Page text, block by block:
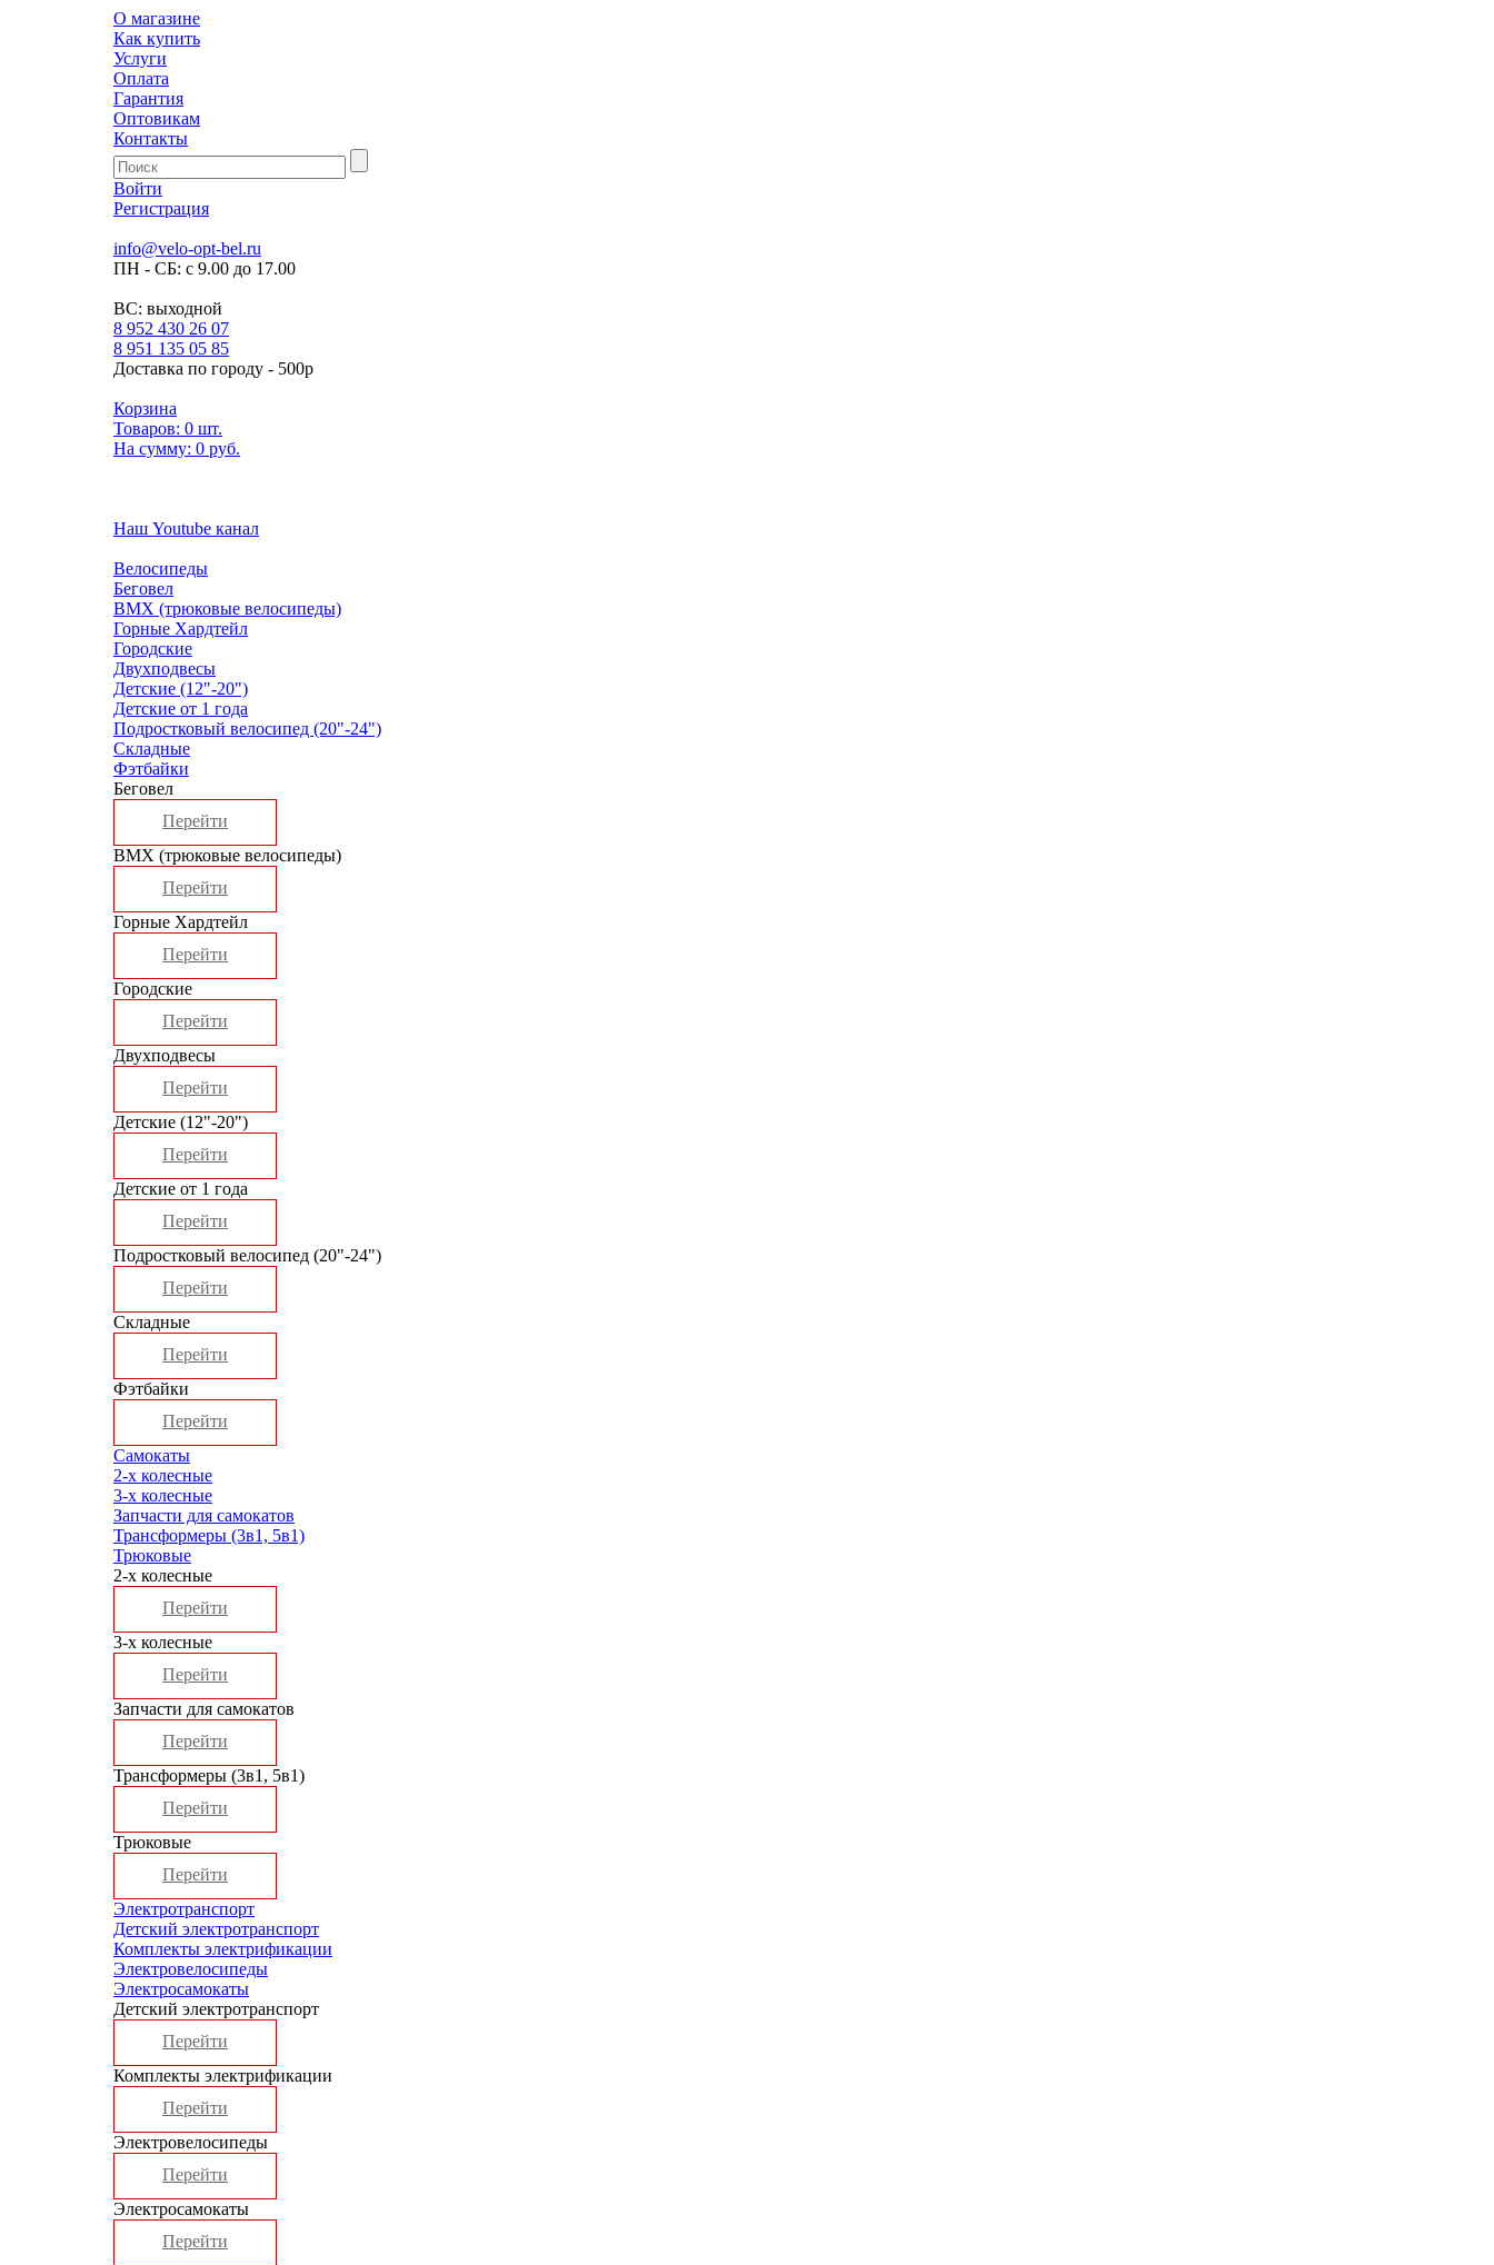
О магазине
Как купить
Услуги
Оплата
Гарантия
Оптовикам
Контакты
Войти
Регистрация
info@velo-opt-bel.ru
ПН - СБ: с 9.00 до 17.00
ВС: выходной
8 952 430 26 07
8 951 135 05 85
Доставка по городу - 500р
Корзина
Товаров: 0 шт.
На сумму: 0 руб.
Наш Youtube канал
Велосипеды
Беговел
ВМХ (трюковые велосипеды)
Горные Хардтейл
Городские
Двухподвесы
Детские (12"-20")
Детские от 1 года
Подростковый велосипед (20"-24")
Складные
Фэтбайки
Беговел
Перейти
ВМХ (трюковые велосипеды)
Перейти
Горные Хардтейл
Перейти
Городские
Перейти
Двухподвесы
Перейти
Детские (12"-20")
Перейти
Детские от 1 года
Перейти
Подростковый велосипед (20"-24")
Перейти
Складные
Перейти
Фэтбайки
Перейти
Самокаты
2-х колесные
3-х колесные
Запчасти для самокатов
Трансформеры (3в1, 5в1)
Трюковые
2-х колесные
Перейти
3-х колесные
Перейти
Запчасти для самокатов
Перейти
Трансформеры (3в1, 5в1)
Перейти
Трюковые
Перейти
Электротранспорт
Детский электротранспорт
Комплекты электрификации
Электровелосипеды
Электросамокаты
Детский электротранспорт
Перейти
Комплекты электрификации
Перейти
Электровелосипеды
Перейти
Электросамокаты
Перейти